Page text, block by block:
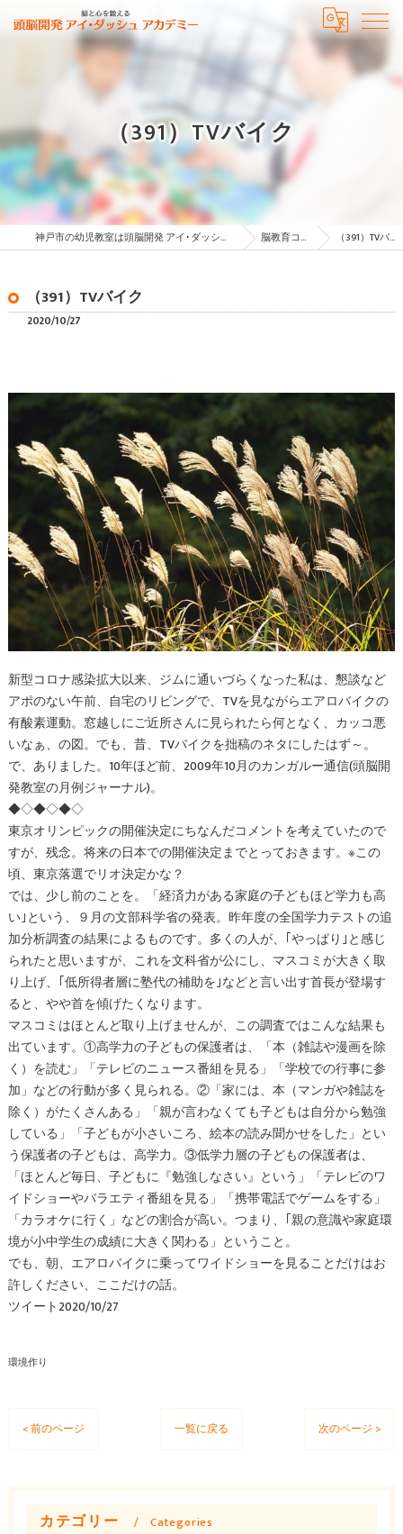
（391）TVバイク
神戸市の幼児教室は頭脳開発 アイ･ダッシュ アカデミー 脳教育コラム （391）TVバイク
（391）TVバイク
2020/10/27
新型コロナ感染拡大以来、ジムに通いづらくなった私は、懇談など
アポのない午前、自宅のリビングで、TVを見ながらエアロバイクの
有酸素運動。窓越しにご近所さんに見られたら何となく、カッコ悪
いなぁ、の図。でも、昔、TVバイクを拙稿のネタにしたはず～。
で、ありました。10年ほど前、2009年10月のカンガルー通信(頭脳開
発教室の月例ジャーナル)。
◆◇◆◇◆◇
東京オリンピックの開催決定にちなんだコメントを考えていたので
すが、残念。将来の日本での開催決定までとっておきます。※この
頃、東京落選でリオ決定かな？
では、少し前のことを。「経済力がある家庭の子どもほど学力も高
い｣という、９月の文部科学省の発表。昨年度の全国学力テストの追
加分析調査の結果によるものです。多くの人が、｢やっぱり｣と感じ
られたと思いますが、これを文科省が公にし、マスコミが大きく取
り上げ、｢低所得者層に塾代の補助を｣などと言い出す首長が登場す
ると、やや首を傾げたくなります。
マスコミはほとんど取り上げませんが、この調査ではこんな結果も
出ています。①高学力の子どもの保護者は、「本（雑誌や漫画を除
く）を読む」「テレビのニュース番組を見る」「学校での行事に参
加」などの行動が多く見られる。②「家には、本（マンガや雑誌を
除く）がたくさんある」「親が言わなくても子どもは自分から勉強
している」「子どもが小さいころ、絵本の読み聞かせをした」とい
う保護者の子どもは、高学力。③低学力層の子どもの保護者は、
「ほとんど毎日、子どもに『勉強しなさい』という」「テレビのワ
イドショーやバラエティ番組を見る」「携帯電話でゲームをする」
「カラオケに行く」などの割合が高い。つまり、｢親の意識や家庭環
境が小中学生の成績に大きく関わる」ということ。
でも、朝、エアロバイクに乗ってワイドショーを見ることだけはお
許しください、ここだけの話。
ツイート2020/10/27
環境作り
< 前のページ 一覧に戻る 次のページ >
カテゴリー Categories